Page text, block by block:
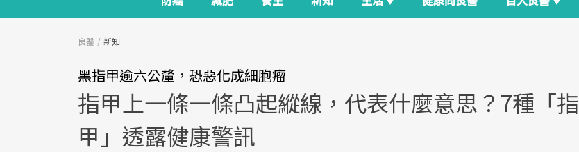
良醫 新知
黑指甲逾六公釐，恐惡化成細胞瘤
指甲上一條一條凸起縱線，代表什麼意思？7種「指
甲」透露健康警訊